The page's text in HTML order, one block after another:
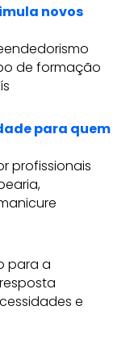
novos
de formação
para quem
profissionais
para a
e